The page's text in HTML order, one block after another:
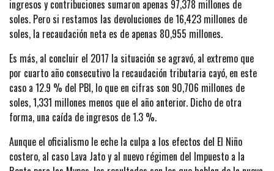
ingresos y contribuciones sumaron apenas 97,378 millones de
soles. Pero si restamos las devoluciones de 16,423 millones de
soles, la recaudación neta es de apenas 80,955 millones.
Es más, al concluir el 2017 la situación se agravó, al extremo que
por cuarto año consecutivo la recaudación tributaria cayó, en este
caso a 12.9 % del PBI, lo que en cifras son 90,706 millones de
soles, 1,331 millones menos que el año anterior. Dicho de otra
forma, una caída de ingresos de 1.3 %.
Aunque el oficialismo le eche la culpa a los efectos del El Niño
costero, al caso Lava Jato y al nuevo régimen del Impuesto a la